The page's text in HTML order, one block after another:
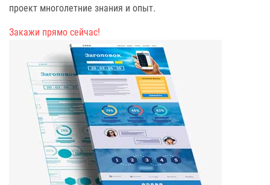
проект многолетние знания и опыт.
Закажи прямо сейчас!